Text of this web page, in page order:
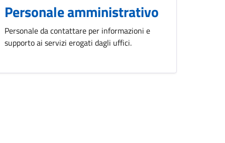
Personale amministrativo
Personale da contattare per informazioni e
supporto ai servizi erogati dagli uffici.